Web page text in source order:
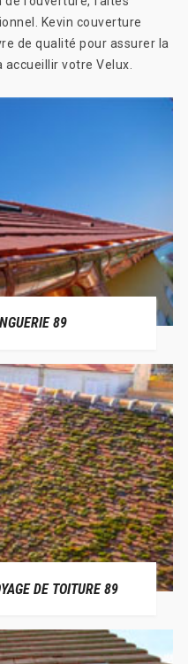
Kevin couverture
de qualité pour assurer la
accueillir votre Velux.
89
DE TOITURE 89